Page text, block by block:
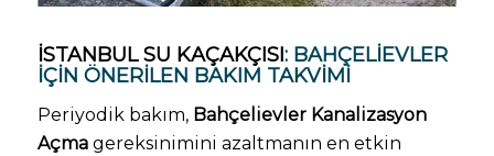
İSTANBUL SU KAÇAKÇISI: BAHÇELIEVLER
IÇIN ÖNERILEN BAKIM TAKVIMI
Periyodik bakım, Bahçelievler Kanalizasyon
Açmagereksinimini azaltmanın en etkin